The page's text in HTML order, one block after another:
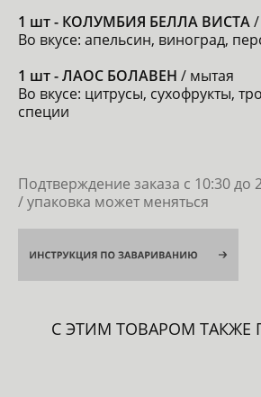
1 шт - КОЛУМБИЯ БЕЛЛА ВИСТА
Во вкусе: апельсин, виноград,
1 шт - ЛАОС БОЛАВЕН / мытая
Во вкусе: цитрусы, сухофрукты,
специи
Подтверждение заказа с 10:30 до
/ упаковка может меняться
С ЭТИМ ТОВАРОМ ТАКЖЕ